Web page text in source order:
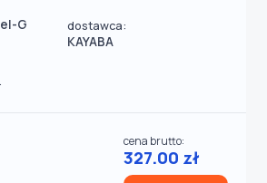
G
dostawca:
KAYABA
cena brutto:
327.00 zł